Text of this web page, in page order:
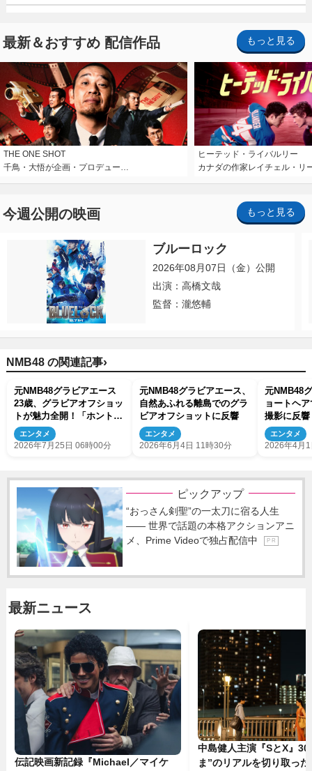
最新＆おすすめ 配信作品 もっと見る
THE ONE SHOT
千鳥・大悟が企画・プロデュー…
ヒーテッド・ライバルリー
カナダの作家レイチェル・リ
今週公開の映画 もっと見る
ブルーロック
2026年08月07日（金）公開
出演：高橋文哉
監督：瀧悠輔
NMB48 の関連記事›
元NMB48グラビアエース
23歳、グラビアオフショッ
トが魅力全開！「ホントか
わいい」
エンタメ
2026年7月25日 06時00分
元NMB48グラビアエース、
自然あふれる離島でのグラ
ビアオフショットに反響
エンタメ
2026年6月4日 11時30分
元NMB48
ョートヘ
撮影に反
エンタメ
2026年4月
ピックアップ
“おっさん剣聖”の一太刀に宿る人生
―― 世界で話題の本格アクションアニ
メ、Prime Videoで独占配信中
P R
最新ニュース
伝記映画新記録『Michael／マイケ
中島健人主演『SとX』30
ま”のリアルを切り取っ